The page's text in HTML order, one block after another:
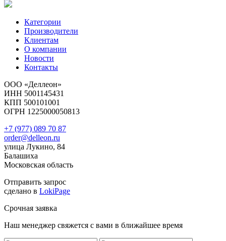
Категории
Производители
Клиентам
О компании
Новости
Контакты
ООО «Деллеон»
ИНН 5001145431
КПП 500101001
ОГРН 1225000050813
+7 (977) 089 70 87
order@delleon.ru
улица Лукино, 84
Балашиха
Московская область
Отправить запрос
сделано в LokiPage
Срочная заявка
Наш менеджер свяжется с вами в ближайшее время